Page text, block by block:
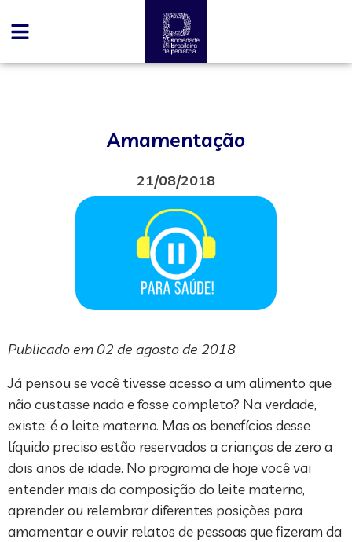
Amamentação
21/08/2018
Publicado em 02 de agosto de 2018
Já pensou se você tivesse acesso a um alimento que
não custasse nada e fosse completo? Na verdade,
existe: é o leite materno. Mas os benefícios desse
líquido preciso estão reservados a crianças de zero a
dois anos de idade. No programa de hoje você vai
entender mais da composição do leite materno,
aprender ou relembrar diferentes posições para
amamentar e ouvir relatos de pessoas que fizeram da